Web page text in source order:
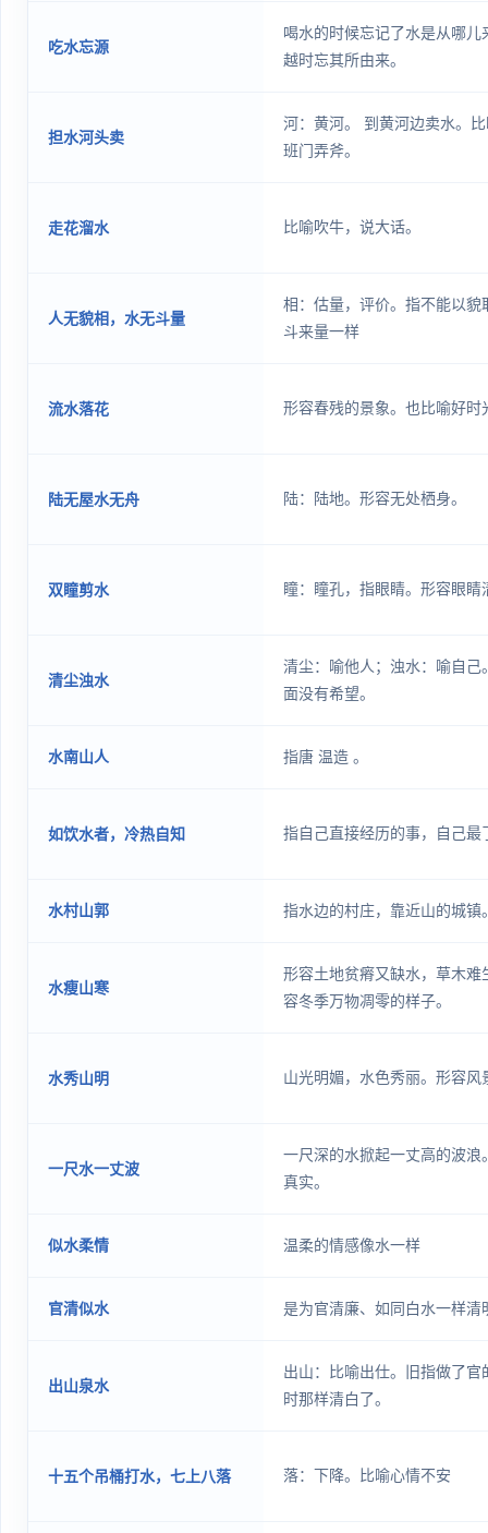
吃水忘源
喝水的时候忘记了水是从哪儿
越时忘其所由来。
担水河头卖
河：黄河。 到黄河边卖水。
班门弄斧。
走花溜水 比喻吹牛，说大话。
人无貌相，水无斗量
相：估量，评价。指不能以貌
斗来量一样
流水落花 形容春残的景象。也比喻好时
陆无屋水无舟 陆：陆地。形容无处栖身。
双瞳剪水 瞳：瞳孔，指眼睛。形容眼睛
清尘浊水
清尘：喻他人；浊水：喻自己
面没有希望。
水南山人 指唐 温造 。
如饮水者，冷热自知 指自己直接经历的事，自己最
水村山郭 指水边的村庄，靠近山的城镇
水瘦山寒
形容土地贫瘠又缺水，草木难
容冬季万物凋零的样子。
水秀山明 山光明媚，水色秀丽。形容风
一尺水一丈波
一尺深的水掀起一丈高的波浪
真实。
似水柔情 温柔的情感像水一样
官清似水 是为官清廉、如同白水一样清
出山泉水
出山：比喻出仕。旧指做了官
时那样清白了。
十五个吊桶打水，七上八落 落：下降。比喻心情不安